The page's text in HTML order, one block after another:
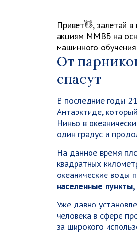
Привет👋, залетай в
акциям ММВБ на
машинного обучения.
От
спасут
В последние годы
Антарктиде,
Ниньо в
один градус и
На данное время
квадратных
океанические воды
населенные
Уже давно
человека в сфере
за широкого